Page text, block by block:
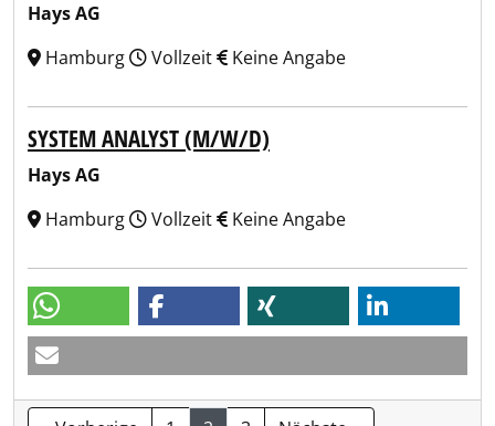
Hays AG
Hamburg
Vollzeit Keine Angabe
SYSTEM ANALYST (M/W/D)
Hays AG
Hamburg
Vollzeit Keine Angabe